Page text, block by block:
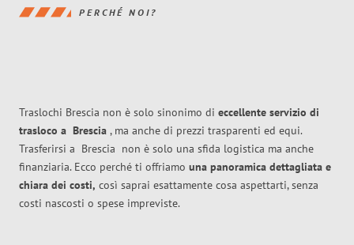
PERCHÉ NOI?
Traslochi Brescia non è solo sinonimo di eccellente servizio di
trasloco a Brescia , ma anche di prezzi trasparenti ed equi.
Trasferirsi a Brescia non è solo una sfida logistica ma anche
finanziaria. Ecco perché ti offriamo una panoramica dettagliata e
chiara dei costi, così saprai esattamente cosa aspettarti, senza
costi nascosti o spese impreviste.